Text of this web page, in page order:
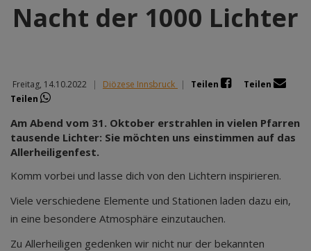
Nacht der 1000 Lichter
Freitag, 14.10.2022 | Diözese Innsbruck | Teilen
Teilen
Teilen
Am Abend vom 31. Oktober erstrahlen in vielen Pfarren
tausende Lichter: Sie möchten uns einstimmen auf das
Allerheiligenfest.
Komm vorbei und lasse dich von den Lichtern inspirieren.
Viele verschiedene Elemente und Stationen laden dazu ein,
in eine besondere Atmosphäre einzutauchen.
Zu Allerheiligen gedenken wir nicht nur der bekannten